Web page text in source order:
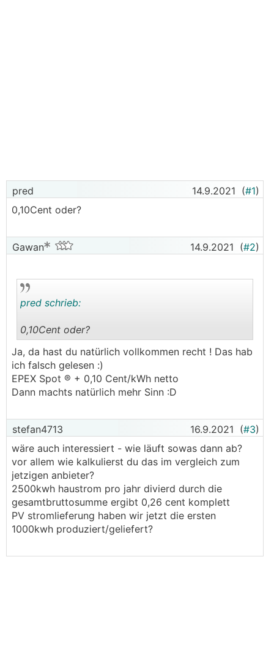
pred 14.9.2021 (#1)
0,10Cent oder?
Gawan 14.9.2021 (#2)
..
pred schrieb:
0,10Cent oder?
Ja, da hast du natürlich vollkommen recht ! Das hab
ich falsch gelesen :)
EPEX Spot ® + 0,10 Cent/kWh netto
Dann machts natürlich mehr Sinn :D
stefan4713 16.9.2021 (#3)
wäre auch interessiert - wie läuft sowas dann ab?
vor allem wie kalkulierst du das im vergleich zum
jetzigen anbieter?
2500kwh haustrom pro jahr divierd durch die
gesamtbruttosumme ergibt 0,26 cent komplett
PV stromlieferung haben wir jetzt die ersten
1000kwh produziert/geliefert?